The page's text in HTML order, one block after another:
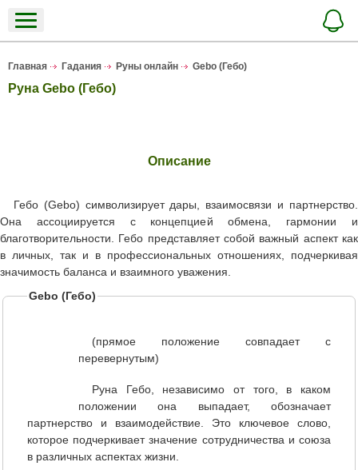
Главная Гадания Руны онлайн Gebo (Гебо)
Руна Gebo (Гебо)
Описание
Гебо (Gebo) символизирует дары, взаимосвязи и партнерство.
Она ассоциируется с концепцией обмена, гармонии и
благотворительности. Гебо представляет собой важный аспект как
в личных, так и в профессиональных отношениях, подчеркивая
значимость баланса и взаимного уважения.
Gebo (Гебо)
(прямое положение совпадает с
перевернутым)
Руна Гебо, независимо от того, в каком
положении она выпадает, обозначает
партнерство и взаимодействие. Это ключевое слово,
которое подчеркивает значение сотрудничества и союза
в различных аспектах жизни.